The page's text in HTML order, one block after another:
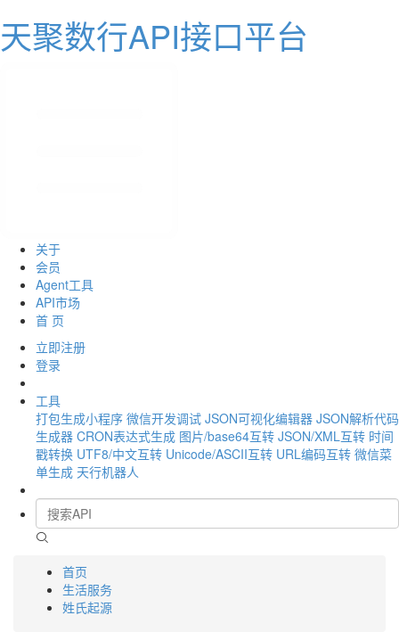
天聚数行API接口平台
关于
会员
Agent工具
API市场
首 页
立即注册
登录
工具
打包生成小程序 微信开发调试 JSON可视化编辑器 JSON解析代码
生成器 CRON表达式生成 图片/base64互转 JSON/XML互转 时间
戳转换 UTF8/中文互转 Unicode/ASCII互转 URL编码互转 微信菜
单生成 天行机器人
首页
生活服务
姓氏起源